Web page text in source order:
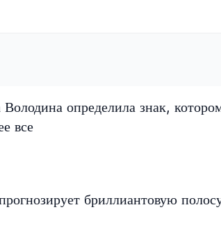
определила знак,
все
бриллиантовую